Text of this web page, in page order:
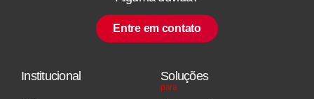
Entre em contato
Institucional Soluções
para